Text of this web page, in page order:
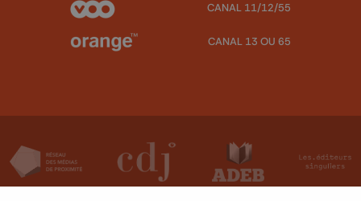
CANAL 11/12/55
CANAL 13 OU 65